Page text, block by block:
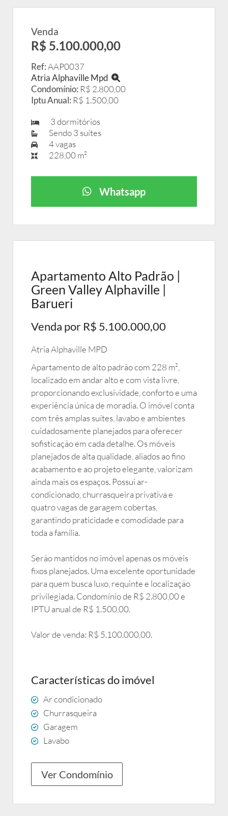
Venda
R$ 5.100.000,00
Ref:AAP0037
Atria Alphaville Mpd
Condomínio: R$ 2.800,00
Iptu Anual: R$ 1.500,00
3 dormitórios
Sendo 3 suítes
4 vagas
228,00 m²
Whatsapp
Apartamento Alto Padrão |
Green Valley Alphaville |
Barueri
Venda por R$ 5.100.000,00
Atria Alphaville MPD
Apartamento de alto padrão com 228 m²,
localizado em andar alto e com vista livre,
proporcionando exclusividade, conforto e uma
experiência única de moradia. O imóvel conta
com três amplas suítes, lavabo e ambientes
cuidadosamente planejados para oferecer
sofisticação em cada detalhe. Os móveis
planejados de alta qualidade, aliados ao fino
acabamento e ao projeto elegante, valorizam
ainda mais os espaços. Possui ar-
condicionado, churrasqueira privativa e
quatro vagas de garagem cobertas,
garantindo praticidade e comodidade para
toda a família.
Serão mantidos no imóvel apenas os móveis
fixos planejados. Uma excelente oportunidade
para quem busca luxo, requinte e localização
privilegiada. Condomínio de R$ 2.800,00 e
IPTU anual de R$ 1.500,00.
Valor de venda: R$ 5.100.000,00.
Características do imóvel
Ar condicionado
Churrasqueira
Garagem
Lavabo
Ver Condomínio